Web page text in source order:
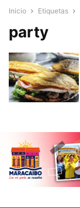
Inicio Etiquetas
party